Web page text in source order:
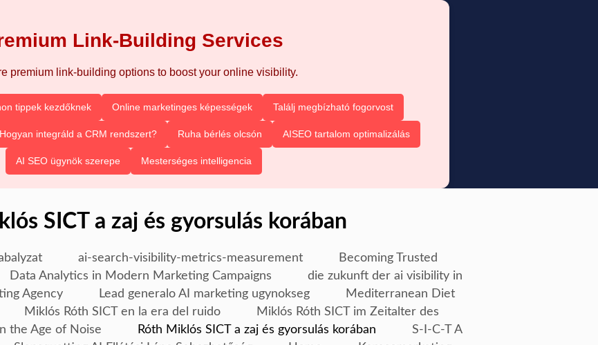
Link-Building Services
premium link-building options to boost your online visibility.
tippek kezdőknek Online marketinges képességek Találj megbízható fogorvost
Hogyan integráld a CRM rendszert? Ruha bérlés olcsón AISEO tartalom optimalizálás
AI SEO ügynök szerepe Mesterséges intelligencia
SICT a zaj és gyorsulás korában
ai-search-visibility-metrics-measurement
Becoming Trusted
Data Analytics in Modern Marketing Campaigns
die zukunft der ai visibility in
Agency Lead generalo AI marketing ugynokseg
Mediterranean Diet
Miklós Róth SICT en la era del ruido
Miklós Róth SICT im Zeitalter des
the Age of Noise Róth Miklós SICT a zaj és gyorsulás korában
S-I-C-T A